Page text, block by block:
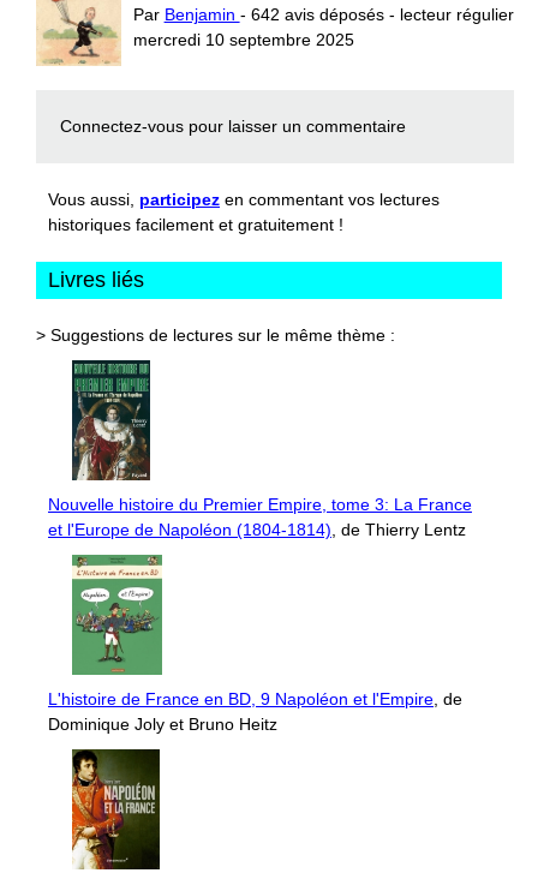
Par Benjamin - 642 avis déposés - lecteur régulier
mercredi 10 septembre 2025
Connectez-vous pour laisser un commentaire
Vous aussi, participez en commentant vos lectures
historiques facilement et gratuitement !
Livres liés
> Suggestions de lectures sur le même thème :
Nouvelle histoire du Premier Empire, tome 3: La France
et l'Europe de Napoléon (1804-1814) , de Thierry Lentz
L'histoire de France en BD, 9 Napoléon et l'Empire , de
Dominique Joly et Bruno Heitz